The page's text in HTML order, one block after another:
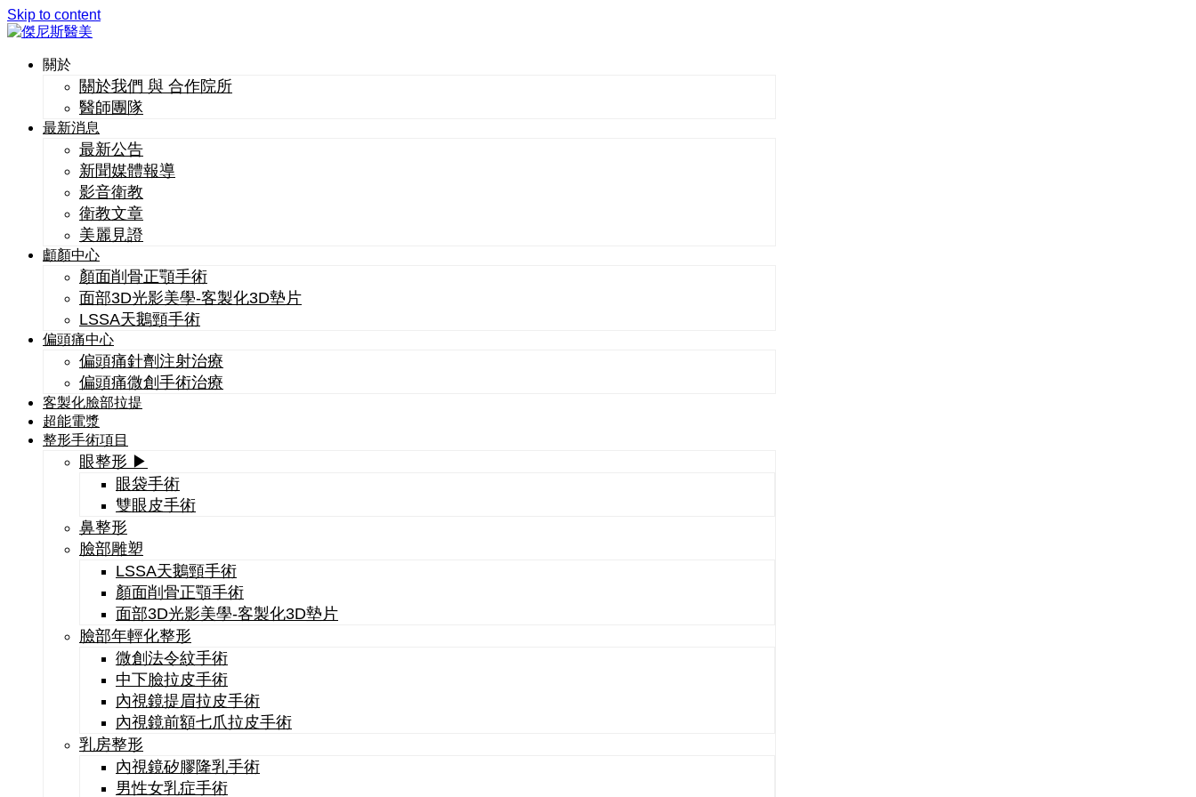
Skip to content
關於
關於我們 與 合作院所
醫師團隊
最新消息
最新公告
新聞媒體報導
影音衛教
衛教文章
美麗見證
顱顏中心
顏面削骨正顎手術
面部3D光影美學-客製化3D墊片
LSSA天鵝頸手術
偏頭痛中心
偏頭痛針劑注射治療
偏頭痛微創手術治療
客製化臉部拉提
超能電漿
整形手術項目
眼整形 ▶
眼袋手術
雙眼皮手術
鼻整形
臉部雕塑
LSSA天鵝頸手術
顏面削骨正顎手術
面部3D光影美學-客製化3D墊片
臉部年輕化整形
微創法令紋手術
中下臉拉皮手術
內視鏡提眉拉皮手術
內視鏡前額七爪拉皮手術
乳房整形
內視鏡矽膠隆乳手術
男性女乳症手術